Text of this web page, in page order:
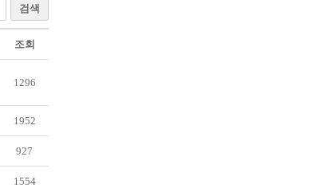
검색
조회
1296
1952
927
1554